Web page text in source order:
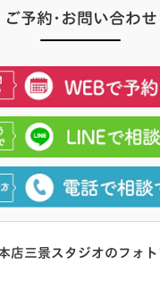
ご予約･お問い合わせ
店三景スタジオのフォ